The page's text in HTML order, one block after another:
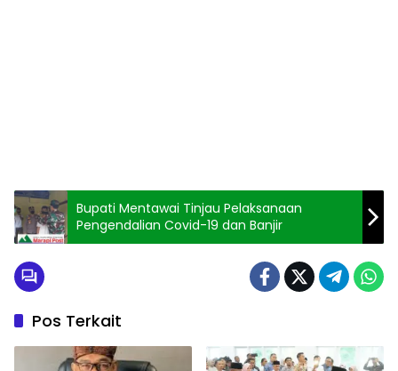
Bupati Mentawai Tinjau Pelaksanaan
Pengendalian Covid-19 dan Banjir
Pos Terkait